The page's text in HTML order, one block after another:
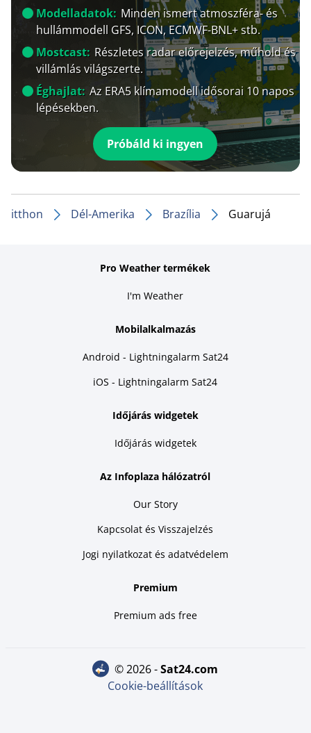
Modelladatok: Minden ismert atmoszféra- és
hullámmodell GFS, ICON, ECMWF-BNL+ stb.
Mostcast: Részletes radar előrejelzés, műhold és
villámlás világszerte.
Éghajlat: Az ERA5 klímamodell idősorai 10 napos
lépésekben.
Próbáld ki ingyen
itthon Dél-Amerika Brazília Guarujá
Pro Weather termékek
I'm Weather
Mobilalkalmazás
Android - Lightningalarm Sat24
iOS - Lightningalarm Sat24
Időjárás widgetek
Időjárás widgetek
Az Infoplaza hálózatról
Our Story
Kapcsolat és Visszajelzés
Jogi nyilatkozat és adatvédelem
Premium
Premium ads free
© 2026 - sat24.com
Cookie-beállítások